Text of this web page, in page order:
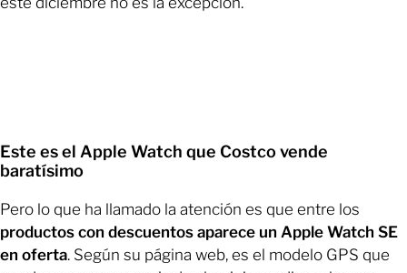
Este es el Apple Watch que Costco vende
baratísimo
Pero lo que ha llamado la atención es que entre los
productos con descuentos aparece un Apple Watch SE
en oferta. Según su página web, es el modelo GPS que